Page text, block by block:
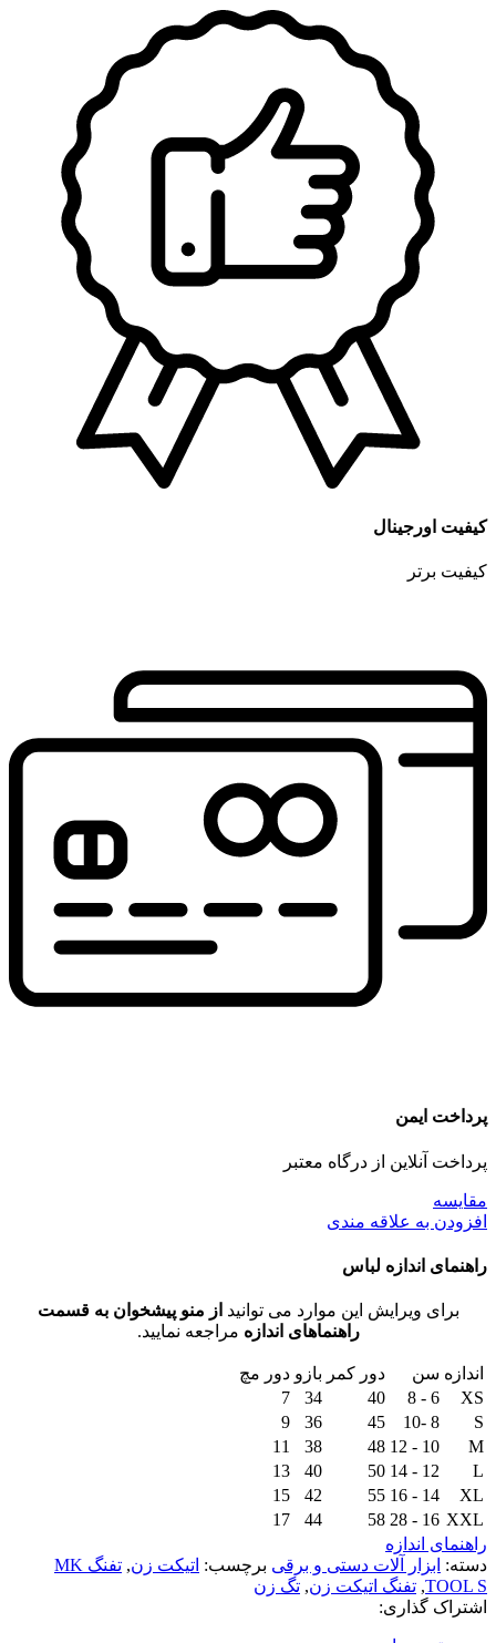
کیفیت اورجینال
کیفیت برتر
پرداخت ایمن
پرداخت آنلاین از درگاه معتبر
مقايسه
افزودن به علاقه مندی
راهنمای اندازه لباس
برای ویرایش این موارد می توانید از منو پیشخوان به قسمت
راهنماهای اندازه مراجعه نمایید.
اندازه سن دور کمر بازو دور مچ
XS
6 - 8
40
34
7
S
8 -10
45
36
9
M
10 - 12
48
38
11
L
12 - 14
50
40
13
XL
14 - 16
55
42
15
XXL
16 - 28
58
44
17
راهنمای اندازه
دسته: ابزار آلات دستی و برقی برچسب: اتیکت زن,
تفنگ MK
TOOL S
, تفنگ اتیکت زن, تگ زن
اشتراک گذاری: